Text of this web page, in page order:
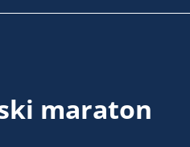
maraton